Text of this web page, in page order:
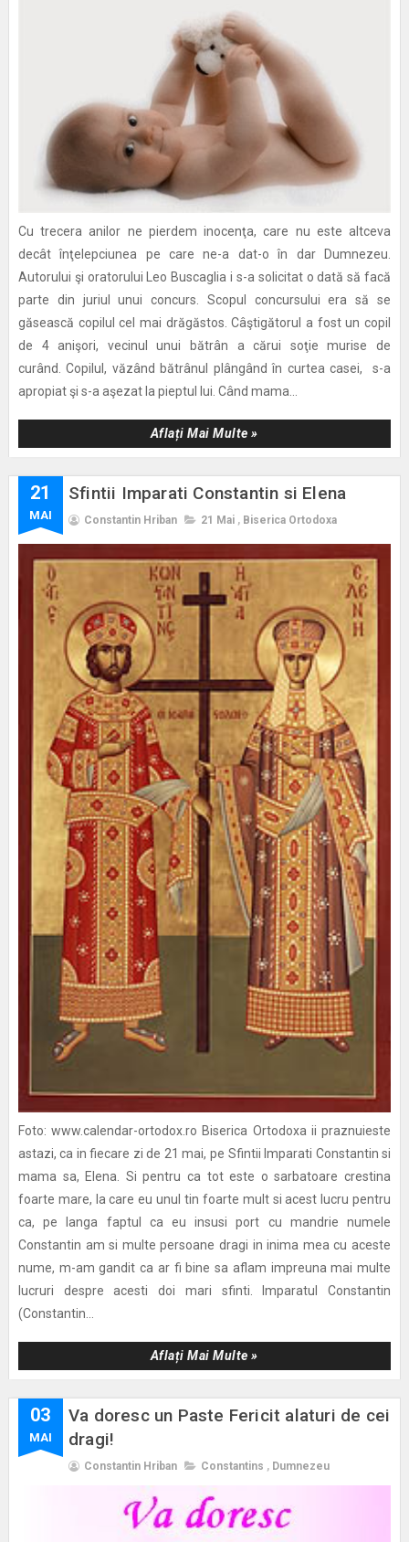
Cu trecera anilor ne pierdem inocenţa, care nu este altceva
decât înţelepciunea pe care ne-a dat-o în dar Dumnezeu.
Autorului şi oratorului Leo Buscaglia i s-a solicitat o dată să facă
parte din juriul unui concurs. Scopul concursului era să se
găsească copilul cel mai drăgăstos. Câştigătorul a fost un copil
de 4 anişori, vecinul unui bătrân a cărui soţie murise de
curând. Copilul, văzând bătrânul plângând în curtea casei, s-a
apropiat şi s-a aşezat la pieptul lui. Când mama...
Aflați Mai Multe »
21
MAI
Sfintii Imparati Constantin si Elena
Constantin Hriban 21 Mai , Biserica Ortodoxa
Foto: www.calendar-ortodox.ro Biserica Ortodoxa ii praznuieste
astazi, ca in fiecare zi de 21 mai, pe Sfintii Imparati Constantin si
mama sa, Elena. Si pentru ca tot este o sarbatoare crestina
foarte mare, la care eu unul tin foarte mult si acest lucru pentru
ca, pe langa faptul ca eu insusi port cu mandrie numele
Constantin am si multe persoane dragi in inima mea cu aceste
nume, m-am gandit ca ar fi bine sa aflam impreuna mai multe
lucruri despre acesti doi mari sfinti. Imparatul Constantin
(Constantin...
Aflați Mai Multe »
03
MAI
Va doresc un Paste Fericit alaturi de cei
dragi!
Constantin Hriban Constantins , Dumnezeu